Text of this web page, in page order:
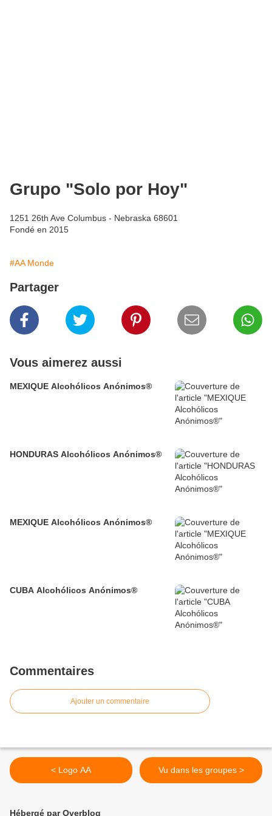
Grupo "Solo por Hoy"
1251 26th Ave Columbus - Nebraska 68601
Fondé en 2015
#AA Monde
Partager
Vous aimerez aussi
MEXIQUE Alcohólicos Anónimos®
HONDURAS Alcohólicos Anónimos®
MEXIQUE Alcohólicos Anónimos®
CUBA Alcohólicos Anónimos®
Commentaires
Ajouter un commentaire
< Logo AA Vu dans les groupes >
Hébergé par Overblog